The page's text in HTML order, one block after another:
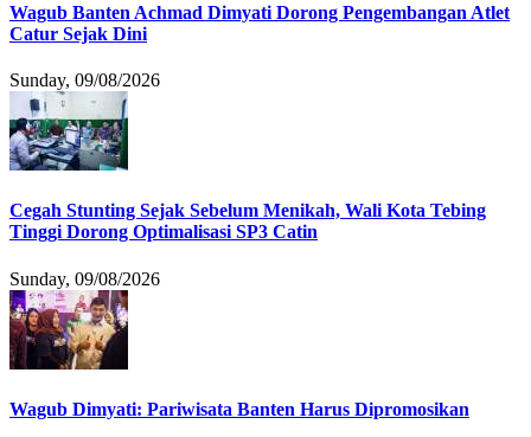
Wagub Banten Achmad Dimyati Dorong Pengembangan Atlet
Catur Sejak Dini
Sunday, 09/08/2026
Cegah Stunting Sejak Sebelum Menikah, Wali Kota Tebing
Tinggi Dorong Optimalisasi SP3 Catin
Sunday, 09/08/2026
Wagub Dimyati: Pariwisata Banten Harus Dipromosikan